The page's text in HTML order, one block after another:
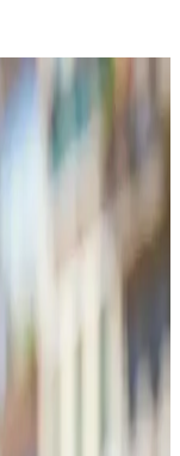
ciltte
fonksiyonlu
Ürünlerle
sağlıklı ve
önerileriyle
İçin